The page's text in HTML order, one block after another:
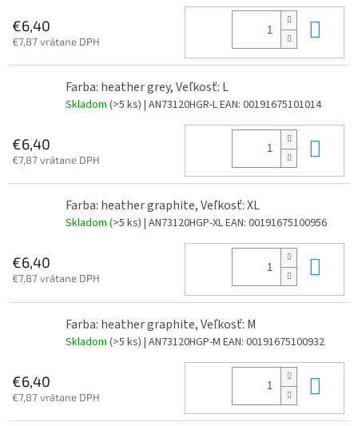
€6,40
€7,87 vrátane DPH
Farba: heather grey, Veľkosť: L
Skladom (>5 ks) | AN73120HGR-LEAN: 00191675101014
€6,40
€7,87 vrátane DPH
Farba: heather graphite, Veľkosť: XL
Skladom (>5 ks) | AN73120HGP-XLEAN: 00191675100956
€6,40
€7,87 vrátane DPH
Farba: heather graphite, Veľkosť: M
Skladom (>5 ks) | AN73120HGP-M EAN: 00191675100932
€6,40
€7,87 vrátane DPH